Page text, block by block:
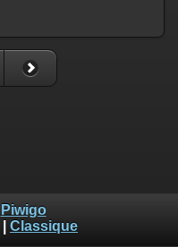
Piwigo
Classique